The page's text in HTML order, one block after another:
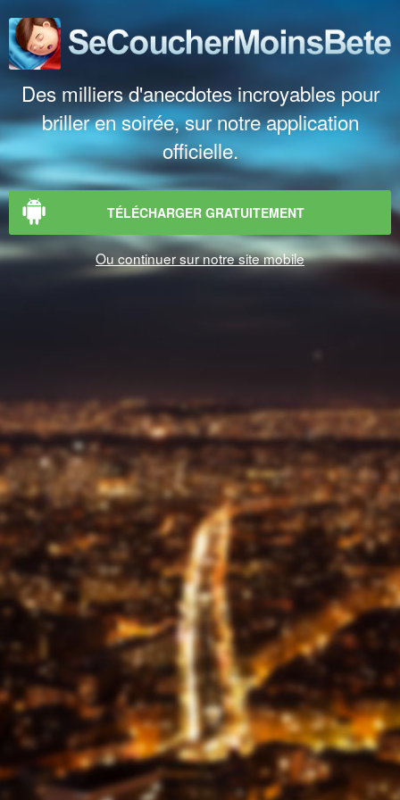
Des milliers d'anecdotes incroyables pour
briller en soirée, sur notre application
officielle.
TÉLÉCHARGER GRATUITEMENT
Ou continuer sur notre site mobile